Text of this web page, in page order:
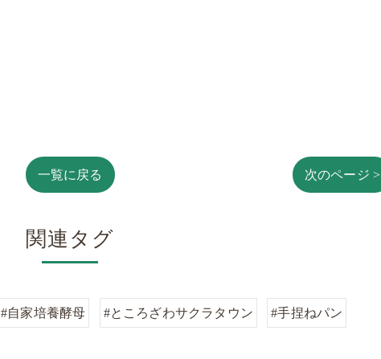
一覧に戻る 次のページ >
関連タグ
#自家培養酵母 #ところざわサクラタウン #手捏ねパン